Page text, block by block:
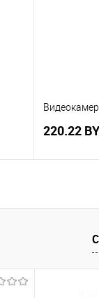
220.22